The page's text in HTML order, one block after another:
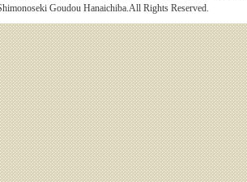
Goudou Hanaichiba.All Rights Reserved.